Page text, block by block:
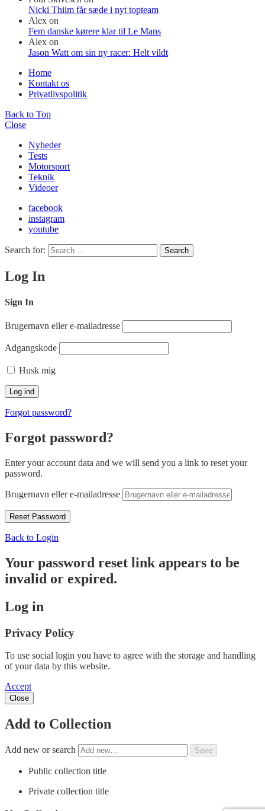
Nicki Thiim får sæde i nyt topteam
Alex on
Fem danske kørere klar til Le Mans
Alex on
Jason Watt om sin ny racer: Helt vildt
Home
Kontakt os
Privatlivspolitik
Back to Top
Close
Nyheder
Tests
Motorsport
Teknik
Videoer
facebook
instagram
youtube
Search for: Search
Log In
Sign In
Brugernavn eller e-mailadresse
Adgangskode
Husk mig
Forgot password?
Forgot password?
Enter your account data and we will send you a link to reset your
password.
Brugernavn eller e-mailadresse
Back to Login
Your password reset link appears to be
invalid or expired.
Log in
Privacy Policy
To use social login you have to agree with the storage and handling
of your data by this website.
Accept
Close
Add to Collection
Add new or search
Public collection title
Private collection title